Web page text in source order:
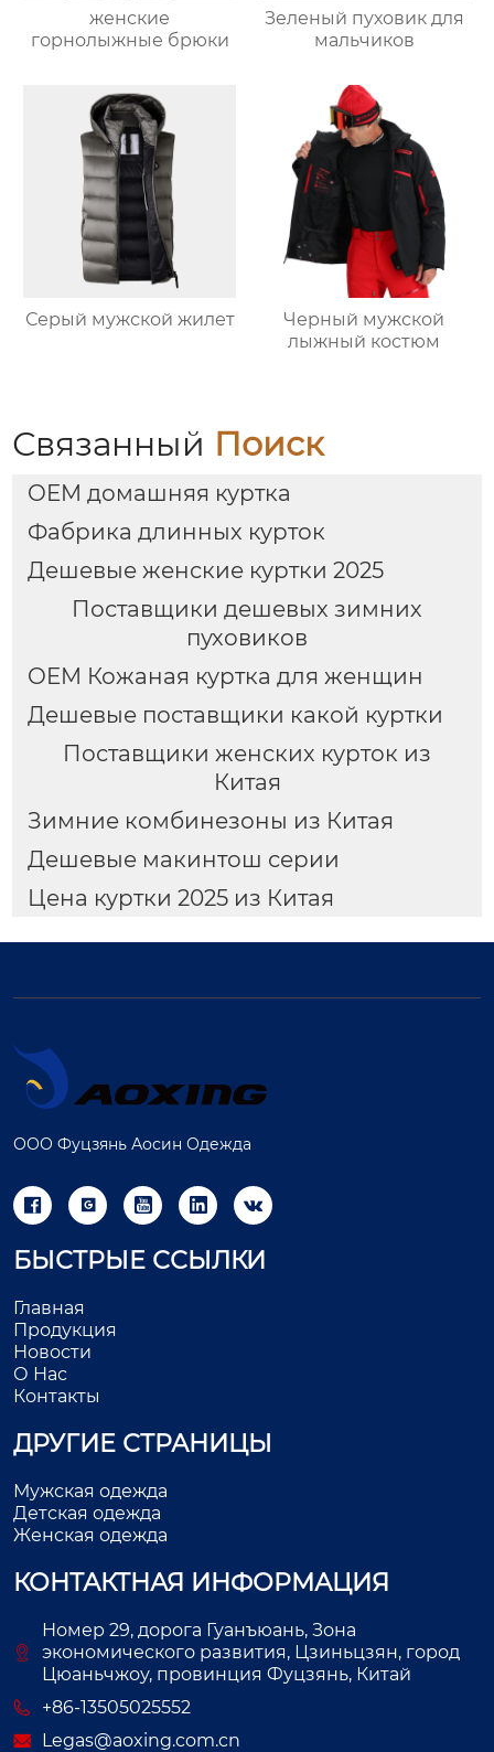
женские
горнолыжные брюки
Зеленый пуховик для
мальчиков
Серый мужской жилет
Черный мужской
лыжный костюм
Связанный Поиск
OEM домашняя куртка
Фабрика длинных курток
Дешевые женские куртки 2025
Поставщики дешевых зимних
пуховиков
OEM Кожаная куртка для женщин
Дешевые поставщики какой куртки
Поставщики женских курток из
Китая
Зимние комбинезоны из Китая
Дешевые макинтош серии
Цена куртки 2025 из Китая
ООО Фуцзянь Аосин Одежда
    
БЫСТРЫЕ ССЫЛКИ
Главная
Продукция
Новости
О Нас
Контакты
ДРУГИЕ СТРАНИЦЫ
Мужская одежда
Детская одежда
Женская одежда
КОНТАКТНАЯ ИНФОРМАЦИЯ
Номер 29, дорога Гуанъюань, Зона
экономического развития, Цзиньцзян, город
Цюаньчжоу, провинция Фуцзянь, Китай
+86-13505025552
Legas@aoxing.com.cn